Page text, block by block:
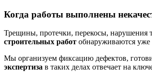
Когда работы выполнены
Трещины, протечки, перекосы, нарушения
строительных работ обнаруживаются уже
Мы организуем фиксацию дефектов,
экспертиза в таких делах отвечает на